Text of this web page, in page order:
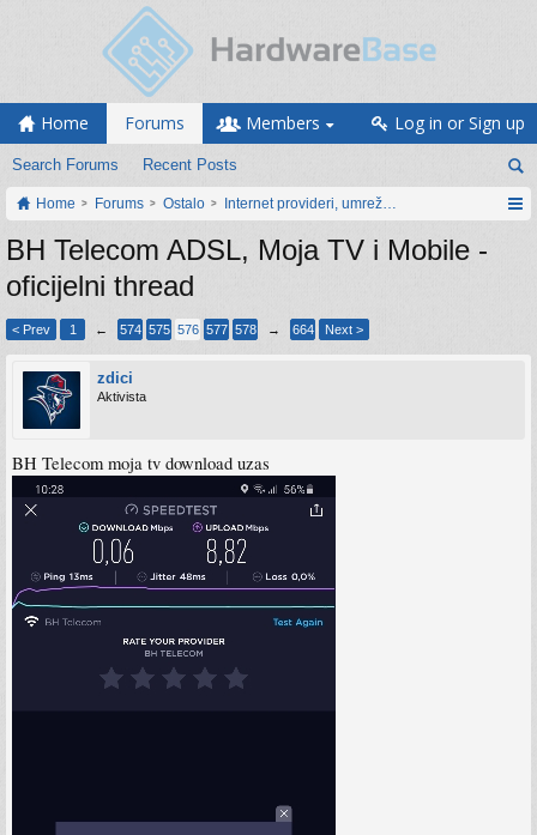
Home Forums
Search Forums Recent Posts
Members Log in or Sign up
Home Forums Ostalo Internet provideri, umrežavanje i web servisi
BH Telecom ADSL, Moja TV i Mobile -
oficijelni thread
< Prev 1 ← 574 575 576 577 578 → 664 Next >
zdici
Aktivista
BH Telecom moja tv download uzas